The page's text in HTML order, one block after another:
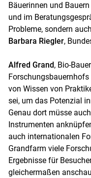
Bäuerinnen und
und im
Probleme, sondern
Barbara Riegler,
Alfred Grand, Bio-
von Wissen von
sei, um das Potenzial
Genau dort müsse
Instrumenten
auch internationalen
Grandfarm viele
Ergebnisse für
gleichermaßen